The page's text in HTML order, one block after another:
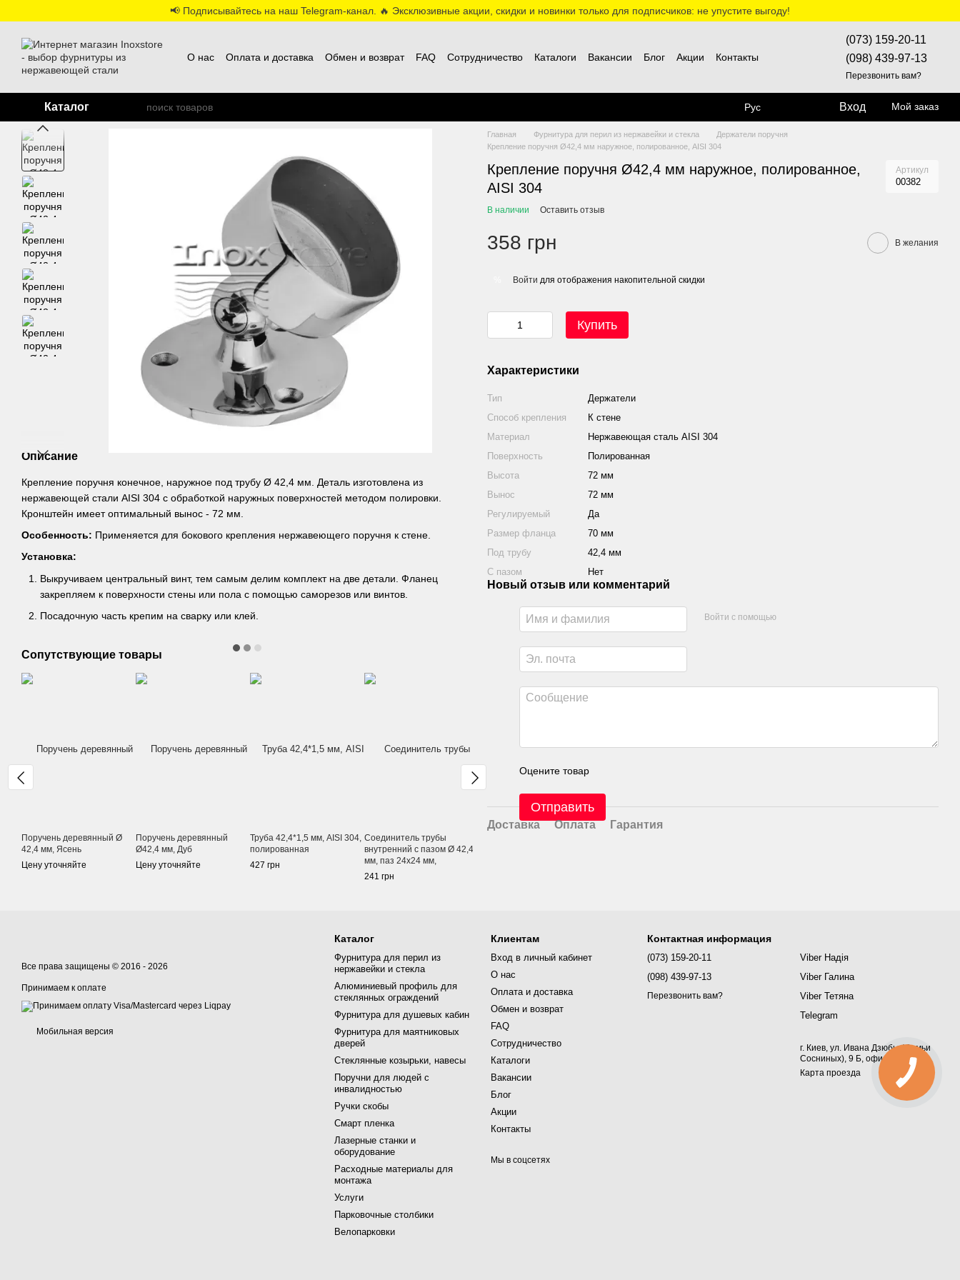
📢 Подписывайтесь на наш Telegram-канал. 🔥 Эксклюзивные акции, скидки и новинки только для подписчиков: не упустите выгоду!
О нас Оплата и доставка Обмен и возврат FAQ Сотрудничество Каталоги Вакансии Блог Акции Контакты
(073) 159-20-11
(098) 439-97-13
Перезвонить вам?
Каталог Рус Вход Мой заказ
Описание
Крепление поручня конечное, наружное под трубу Ø 42,4 мм. Деталь изготовлена из
нержавеющей стали AISI 304 с обработкой наружных поверхностей методом полировки.
Кронштейн имеет оптимальный вынос - 72 мм.
Особенность: Применяется для бокового крепления нержавеющего поручня к стене.
Установка:
Выкручиваем центральный винт, тем самым делим комплект на две детали. Фланец
закрепляем к поверхности стены или пола с помощью саморезов или винтов.
Посадочную часть крепим на сварку или клей.
Сопутствующие товары
Поручень деревянный Ø
42,4 мм, Ясень
Цену уточняйте
Поручень деревянный
Ø42,4 мм, Дуб
Цену уточняйте
Труба 42,4*1,5 мм, AISI 304,
полированная
427 грн
Соединитель трубы
внутренний с пазом Ø 42,4
мм, паз 24х24 мм,
полированный, AISI 304
241 грн
Главная Фурнитура для перил из нержавейки и стекла
Держатели поручня
Крепление поручня Ø42,4 мм наружное, полированное, AISI 304
Крепление поручня Ø42,4 мм наружное, полированное,
AISI 304
Артикул
00382
В наличии Оставить отзыв
358 грн В желания
Войти для отображения накопительной скидки
Купить
Характеристики
Тип
Держатели
Способ крепления
К стене
Материал
Нержавеющая сталь AISI 304
Поверхность
Полированная
Высота
72 мм
Вынос
72 мм
Регулируемый
Да
Размер фланца
70 мм
Под трубу
42,4 мм
С пазом
Нет
Новый отзыв или комментарий
Войти с помощью
Оцените товар
Отправить
Доставка Оплата Гарантия
Все права защищены © 2016 - 2026
Принимаем к оплате
Мобильная версия
Каталог
Фурнитура для перил из
нержавейки и стекла
Алюминиевый профиль для
стеклянных ограждений
Фурнитура для душевых кабин
Фурнитура для маятниковых
дверей
Стеклянные козырьки, навесы
Поручни для людей с
инвалидностью
Ручки скобы
Смарт пленка
Лазерные станки и
оборудование
Расходные материалы для
монтажа
Услуги
Парковочные столбики
Велопарковки
Клиентам
Вход в личный кабинет
О нас
Оплата и доставка
Обмен и возврат
FAQ
Сотрудничество
Каталоги
Вакансии
Блог
Акции
Контакты
Мы в соцсетях
Контактная информация
(073) 159-20-11
(098) 439-97-13
Перезвонить вам?
Viber Надія
Viber Галина
Viber Тетяна
Telegram
г. Киев, ул. Ивана Дзюбы (Семьи
Сосниных), 9 Б, офис 367
Карта проезда